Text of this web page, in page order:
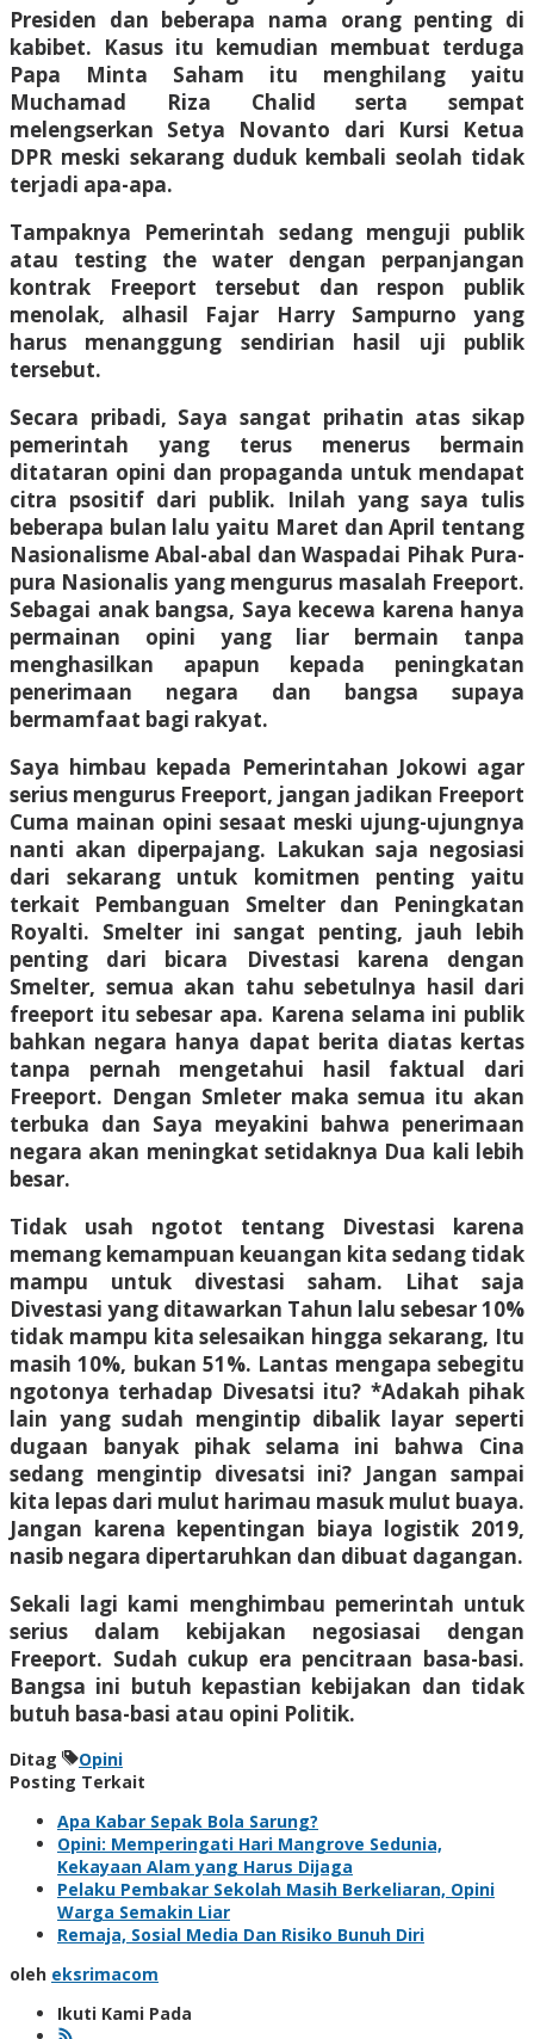
Presiden dan beberapa nama orang penting di
kabibet. Kasus itu kemudian membuat terduga
Papa Minta Saham itu menghilang yaitu
Muchamad Riza Chalid serta sempat
melengserkan Setya Novanto dari Kursi Ketua
DPR meski sekarang duduk kembali seolah tidak
terjadi apa-apa.
Tampaknya Pemerintah sedang menguji publik
atau testing the water dengan perpanjangan
kontrak Freeport tersebut dan respon publik
menolak, alhasil Fajar Harry Sampurno yang
harus menanggung sendirian hasil uji publik
tersebut.
Secara pribadi, Saya sangat prihatin atas sikap
pemerintah yang terus menerus bermain
ditataran opini dan propaganda untuk mendapat
citra psositif dari publik. Inilah yang saya tulis
beberapa bulan lalu yaitu Maret dan April tentang
Nasionalisme Abal-abal dan Waspadai Pihak Pura-
pura Nasionalis yang mengurus masalah Freeport.
Sebagai anak bangsa, Saya kecewa karena hanya
permainan opini yang liar bermain tanpa
menghasilkan apapun kepada peningkatan
penerimaan negara dan bangsa supaya
bermamfaat bagi rakyat.
Saya himbau kepada Pemerintahan Jokowi agar
serius mengurus Freeport, jangan jadikan Freeport
Cuma mainan opini sesaat meski ujung-ujungnya
nanti akan diperpajang. Lakukan saja negosiasi
dari sekarang untuk komitmen penting yaitu
terkait Pembanguan Smelter dan Peningkatan
Royalti. Smelter ini sangat penting, jauh lebih
penting dari bicara Divestasi karena dengan
Smelter, semua akan tahu sebetulnya hasil dari
freeport itu sebesar apa. Karena selama ini publik
bahkan negara hanya dapat berita diatas kertas
tanpa pernah mengetahui hasil faktual dari
Freeport. Dengan Smleter maka semua itu akan
terbuka dan Saya meyakini bahwa penerimaan
negara akan meningkat setidaknya Dua kali lebih
besar.
Tidak usah ngotot tentang Divestasi karena
memang kemampuan keuangan kita sedang tidak
mampu untuk divestasi saham. Lihat saja
Divestasi yang ditawarkan Tahun lalu sebesar 10%
tidak mampu kita selesaikan hingga sekarang, Itu
masih 10%, bukan 51%. Lantas mengapa sebegitu
ngotonya terhadap Divesatsi itu? *Adakah pihak
lain yang sudah mengintip dibalik layar seperti
dugaan banyak pihak selama ini bahwa Cina
sedang mengintip divesatsi ini? Jangan sampai
kita lepas dari mulut harimau masuk mulut buaya.
Jangan karena kepentingan biaya logistik 2019,
nasib negara dipertaruhkan dan dibuat dagangan.
Sekali lagi kami menghimbau pemerintah untuk
serius dalam kebijakan negosiasai dengan
Freeport. Sudah cukup era pencitraan basa-basi.
Bangsa ini butuh kepastian kebijakan dan tidak
butuh basa-basi atau opini Politik.
Ditag
Opini
Posting Terkait
Apa Kabar Sepak Bola Sarung?
Opini: Memperingati Hari Mangrove Sedunia,
Kekayaan Alam yang Harus Dijaga
Pelaku Pembakar Sekolah Masih Berkeliaran, Opini
Warga Semakin Liar
Remaja, Sosial Media Dan Risiko Bunuh Diri
oleh eksrimacom
Ikuti Kami Pada